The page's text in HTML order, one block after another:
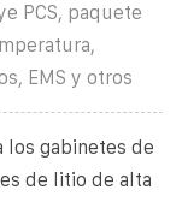
PCS, paquete
EMS y otros
los gabinetes de
de litio de alta